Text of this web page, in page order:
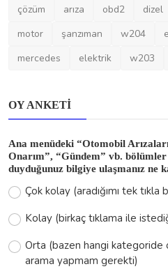
çözüm arıza obd2 dizel
motor
şanzıman w204
mercedes
elektrik w203
OY ANKETI
Ana menüdeki “Otomobil
Onarım”, “Gündem” vb.
duyduğunuz bilgiye ulaşmanız ne
Çok kolay (aradığımı tek tıkla
Kolay (birkaç tıklama ile
Orta (bazen hangi kategoride
arama yapmam gerekti)